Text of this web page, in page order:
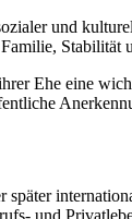
und
Stabilität
Ehe eine
und